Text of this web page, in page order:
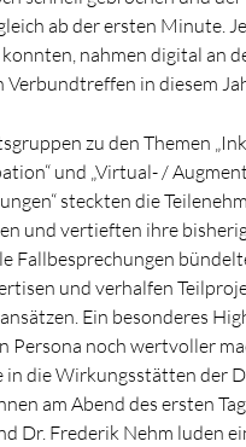
ab der ersten Minute.
nahmen digital an
Verbundtreffen in diesem
zu den Themen
und „Virtual- /
steckten die
und vertieften ihre
Fallbesprechungen
und verhalfen
Ein besonderes
Persona noch wertvoller
in die Wirkungsstätten der
am Abend des ersten
Dr. Frederik Nehm luden